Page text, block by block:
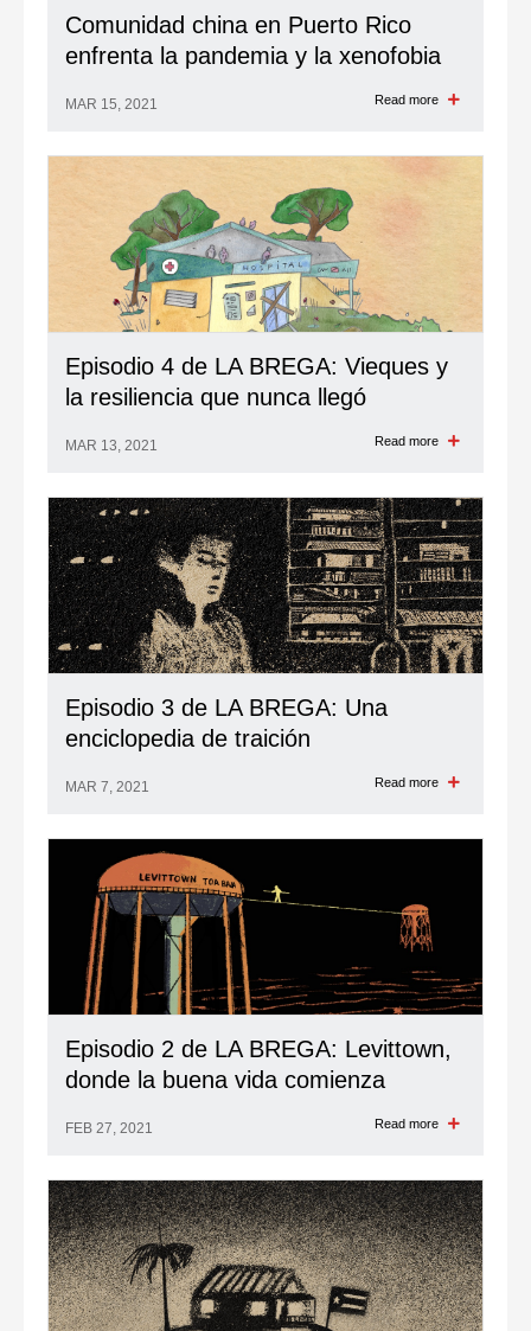
Comunidad china en Puerto Rico
enfrenta la pandemia y la xenofobia
MAR 15, 2021 Read more
Episodio 4 de LA BREGA: Vieques y
la resiliencia que nunca llegó
MAR 13, 2021 Read more
Episodio 3 de LA BREGA: Una
enciclopedia de traición
MAR 7, 2021 Read more
Episodio 2 de LA BREGA: Levittown,
donde la buena vida comienza
FEB 27, 2021 Read more